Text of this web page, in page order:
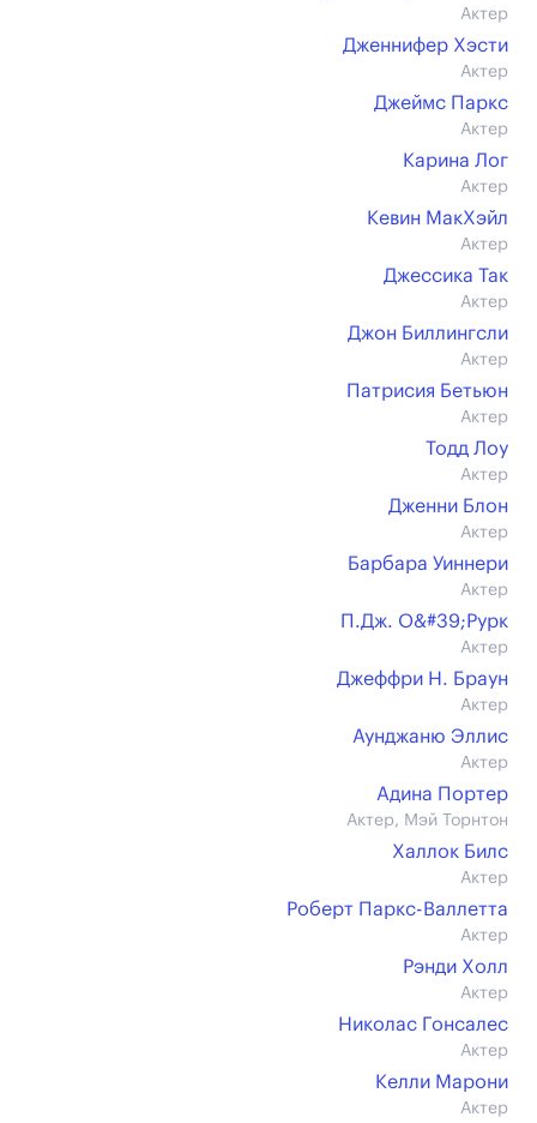
Актер
Дженнифер Хэсти
Актер
Джеймс Паркс
Актер
Карина Лог
Актер
Кевин МакХэйл
Актер
Джессика Так
Актер
Джон Биллингсли
Актер
Патрисия Бетьюн
Актер
Тодд Лоу
Актер
Дженни Блон
Актер
Барбара Уиннери
Актер
П.Дж. О&#39;Рурк
Актер
Джеффри Н. Браун
Актер
Аунджаню Эллис
Актер
Адина Портер
Актер, Мэй Торнтон
Халлок Билс
Актер
Роберт Паркс-Валлетта
Актер
Рэнди Холл
Актер
Николас Гонсалес
Актер
Келли Марони
Актер